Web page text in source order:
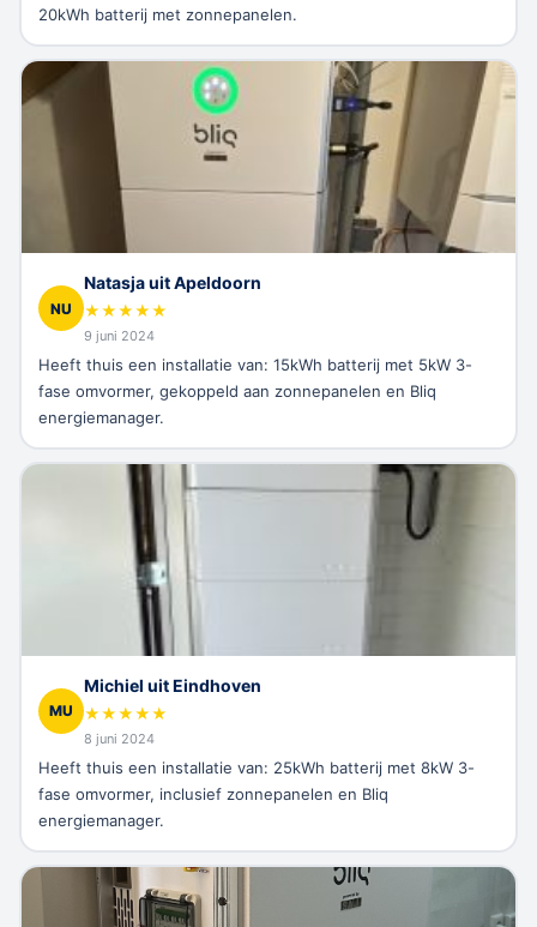
20kWh batterij met zonnepanelen.
NU
Natasja uit Apeldoorn
★★★★★
9 juni 2024
Heeft thuis een installatie van: 15kWh batterij met 5kW 3-
fase omvormer, gekoppeld aan zonnepanelen en Bliq
energiemanager.
MU
Michiel uit Eindhoven
★★★★★
8 juni 2024
Heeft thuis een installatie van: 25kWh batterij met 8kW 3-
fase omvormer, inclusief zonnepanelen en Bliq
energiemanager.